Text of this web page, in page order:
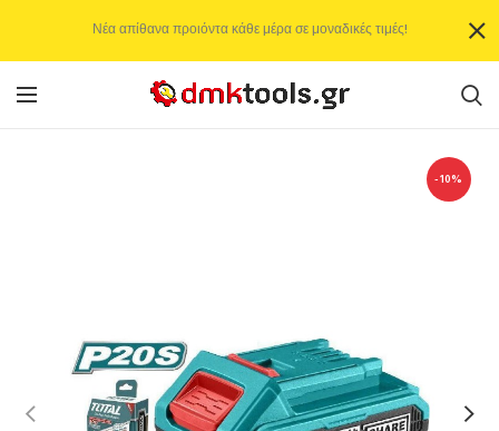
-10%
Νέα απίθανα προιόντα κάθε μέρα σε μοναδικές τιμές!